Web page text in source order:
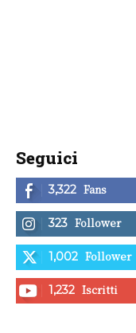
Seguici
3,322 Fans
323 Follower
1,002 Follower
1,232 Iscritti